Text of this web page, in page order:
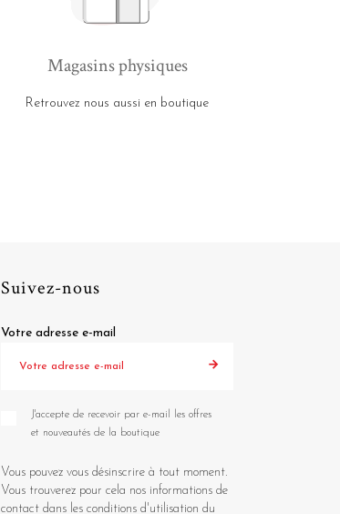
Magasins physiques
Retrouvez nous aussi en boutique
Suivez-nous
Votre adresse e-mail
J'accepte de recevoir par e-mail les offres
et nouveautés de la boutique
Vous pouvez vous désinscrire à tout moment.
Vous trouverez pour cela nos informations de
contact dans les conditions d'utilisation du